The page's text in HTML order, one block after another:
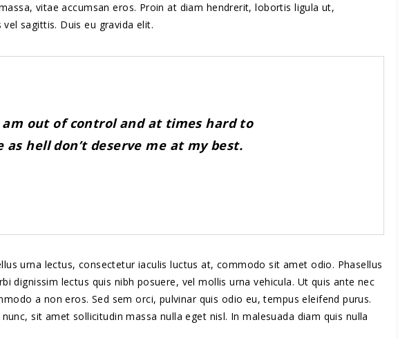
vitae accumsan eros. Proin at diam hendrerit, lobortis ligula ut,
sagittis. Duis eu gravida elit.
out of control and at times hard to
hell don’t deserve me at my best.
urna lectus, consectetur iaculis luctus at, commodo sit amet odio. Phasellus
lectus quis nibh posuere, vel mollis urna vehicula. Ut quis ante nec
a non eros. Sed sem orci, pulvinar quis odio eu, tempus eleifend purus.
sit amet sollicitudin massa nulla eget nisl. In malesuada diam quis nulla